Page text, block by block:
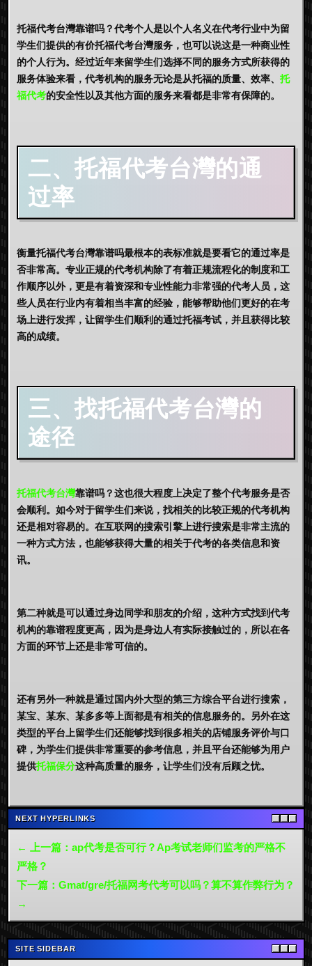
托福代考台灣靠谱吗？代考个人是以个人名义在代考行业中为留
学生们提供的有价托福代考台灣服务，也可以说这是一种商业性
的个人行为。经过近年来留学生们选择不同的服务方式所获得的
服务体验来看，代考机构的服务无论是从托福的质量、效率、 托
福代考的安全性以及其他方面的服务来看都是非常有保障的。
二、托福代考台灣的通
过率
衡量托福代考台灣靠谱吗最根本的表标准就是要看它的通过率是
否非常高。专业正规的代考机构除了有着正规流程化的制度和工
作顺序以外，更是有着资深和专业性能力非常强的代考人员，这
些人员在行业内有着相当丰富的经验，能够帮助他们更好的在考
场上进行发挥，让留学生们顺利的通过托福考试，并且获得比较
高的成绩。
三、找托福代考台灣的
途径
托福代考台灣靠谱吗？这也很大程度上决定了整个代考服务是否
会顺利。如今对于留学生们来说，找相关的比较正规的代考机构
还是相对容易的。在互联网的搜索引擎上进行搜索是非常主流的
一种方式方法，也能够获得大量的相关于代考的各类信息和资
讯。
第二种就是可以通过身边同学和朋友的介绍，这种方式找到代考
机构的靠谱程度更高，因为是身边人有实际接触过的，所以在各
方面的环节上还是非常可信的。
还有另外一种就是通过国内外大型的第三方综合平台进行搜索，
某宝、某东、某多多等上面都是有相关的信息服务的。另外在这
类型的平台上留学生们还能够找到很多相关的店铺服务评价与口
碑，为学生们提供非常重要的参考信息，并且平台还能够为用户
提供托福保分这种高质量的服务，让学生们没有后顾之忧。
NEXT HYPERLINKS
← 上一篇：ap代考是否可行？Ap考试老师们监考的严格不
严格？
下一篇：Gmat/gre/托福网考代考可以吗？算不算作弊行为？
→
SITE SIDEBAR